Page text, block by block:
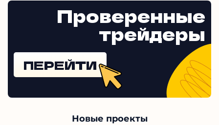
Проверенные
трейдеры
ПЕРЕЙТИ
Новые проекты